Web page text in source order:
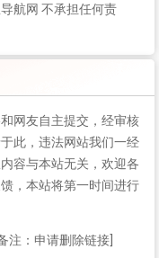
航网 不承担任何责
网友自主提交，经审核
此，违法网站我们一经
容与本站无关，欢迎各
，本站将第一时间进行
注：申请删除链接]